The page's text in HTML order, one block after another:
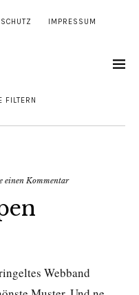
IMPRESSUM
FILTERN
einen Kommentar
Webband